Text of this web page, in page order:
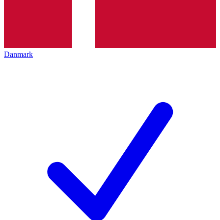
Danmark